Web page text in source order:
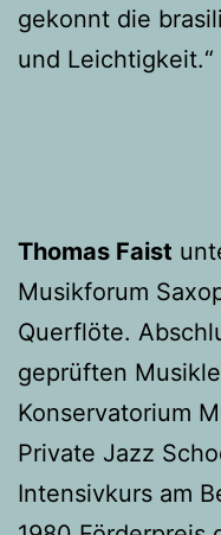
gekonnt die
und
Thomas Faist
Musikforum
Querflöte.
geprüften
Konservatorium
Private Jazz
Intensivkurs am